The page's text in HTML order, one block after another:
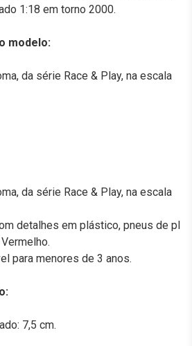
1:18 em torno 2000.
modelo:
da série Race & Play, na escala
da série Race & Play, na escala
detalhes em plástico, pneus de pl
para menores de 3 anos.
7,5 cm.